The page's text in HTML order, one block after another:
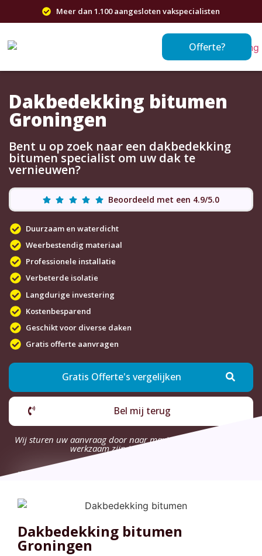
Meer dan 1.100 aangesloten vakspecialisten
Offerte?
Dakbedekking bitumen
Groningen
Bent u op zoek naar een dakbedekking
bitumen specialist om uw dak te
vernieuwen?
Beoordeeld met een 4.9/5.0
Duurzaam en waterdicht
Weerbestendig materiaal
Professionele installatie
Verbeterde isolatie
Langdurige investering
Kostenbesparend
Geschikt voor diverse daken
Gratis offerte aanvragen
Gratis Offerte's vergelijken
Bel mij terug
Wij sturen uw aanvraag door naar maximaal 4 bedrijven die
werkzaam zijn in uw omgeving.
Dakbedekking bitumen
Groningen